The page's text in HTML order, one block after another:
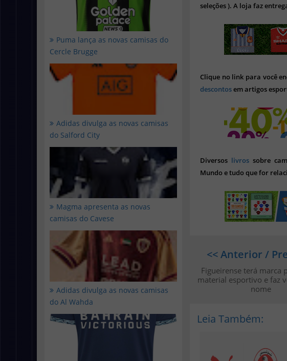
Puma lança as novas camisas do
Cercle Brugge
Adidas divulga as novas camisas
do Salford City
Magma apresenta as novas
camisas do Cavese
Adidas divulga as novas camisas
do Al Wahda
seleções ). A loja faz
Clique no link para você
descontosem artigos
Diversos livros sobre
Mundo e tudo que for
<< Anterior /
Figueirense terá marca
material esportivo e faz
nome
Leia Também: